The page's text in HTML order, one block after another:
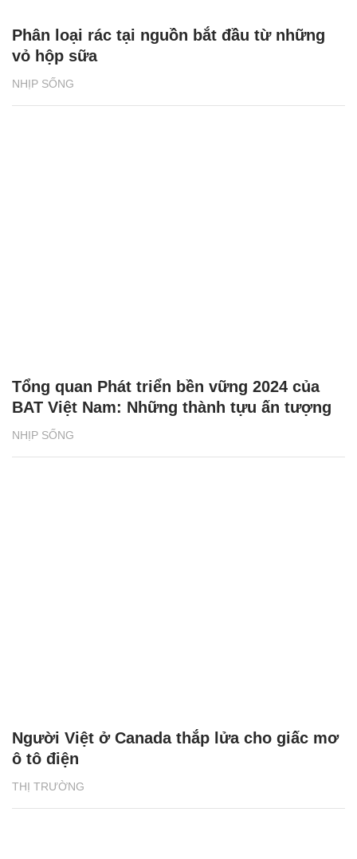
NHỊP SỐNG
Phân loại rác tại nguồn bắt đầu từ những
vỏ hộp sữa
NHỊP SỐNG
Tổng quan Phát triển bền vững 2024 của
BAT Việt Nam: Những thành tựu ấn tượng
THỊ TRƯỜNG
Người Việt ở Canada thắp lửa cho giấc mơ
ô tô điện